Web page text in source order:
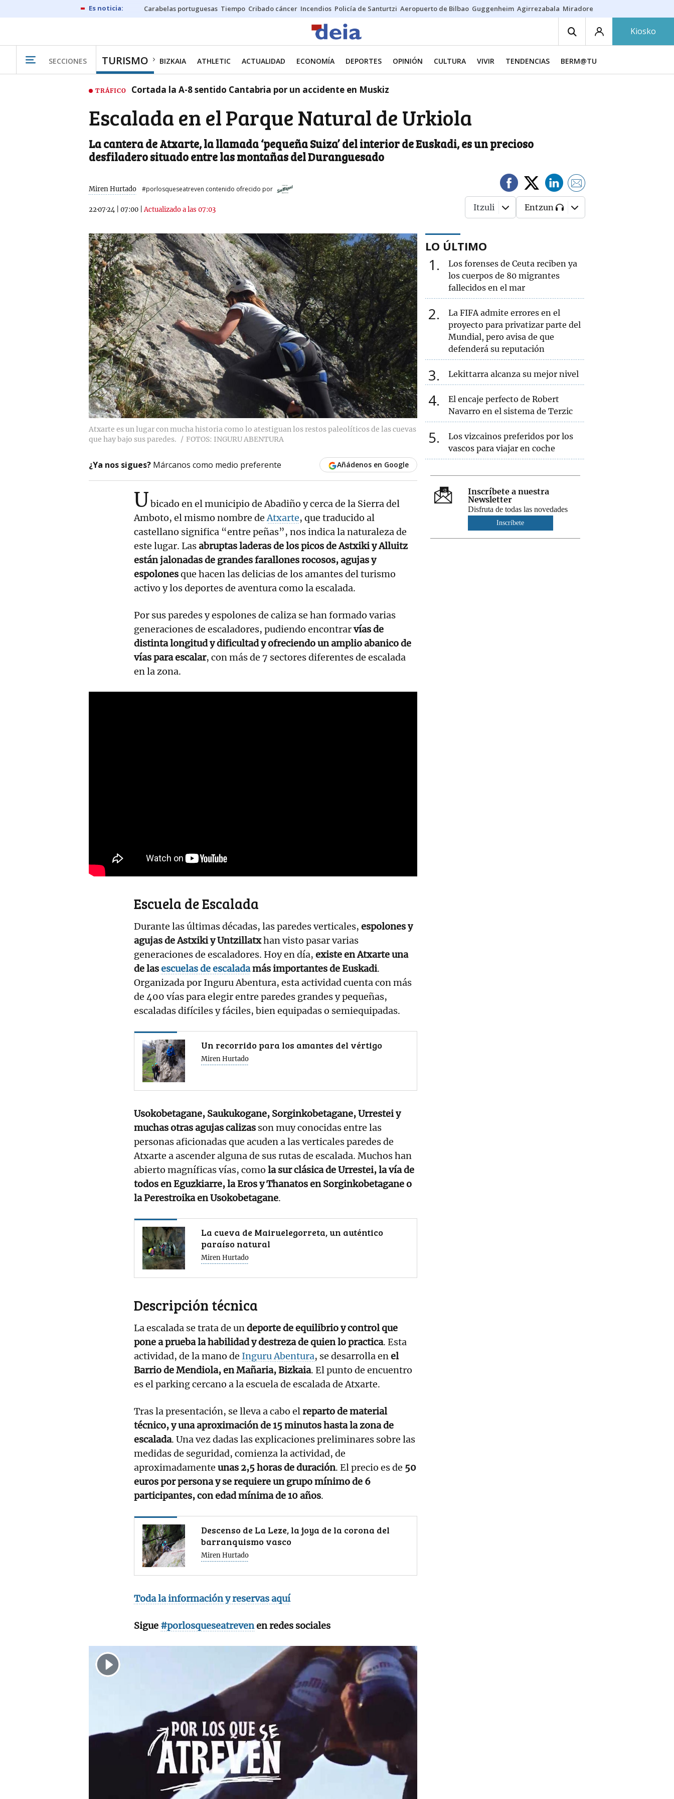
Carabelas portuguesas Tiempo Cribado cáncer Incendios Policía de Santurtzi Aeropuerto de Bilbao Guggenheim Agirrezabala Miradores en Bilbao
Kiosko
SECCIONES TURISMO BIZKAIA ATHLETIC ACTUALIDAD ECONOMÍA DEPORTES OPINIÓN CULTURA VIVIR TENDENCIAS BERM@TU
TRÁFICO Cortada la A-8 sentido Cantabria por un accidente en Muskiz
Escalada en el Parque Natural de Urkiola
La cantera de Atxarte, la llamada ‘pequeña Suiza’ del interior de Euskadi, es un precioso
desfiladero situado entre las montañas del Duranguesado
Miren Hurtado #porlosqueseatreven contenido ofrecido por
22·07·24 07:00 |Actualizado a las 07:03 Itzuli Entzun
Atxarte es un lugar con mucha historia como lo atestiguan los restos paleolíticos de las cuevas
que hay bajo sus paredes.
FOTOS: INGURU ABENTURA
¿Ya nos sigues? Márcanos como medio preferente Añádenos en Google
Ubicado en el municipio de Abadiño y cerca de la Sierra del
Amboto, el mismo nombre deAtxarte, que traducido al
castellano significa “entre peñas”, nos indica la naturaleza de
este lugar. Lasabruptas laderas de los picos de Astxiki y Alluitz
están jalonadas de grandes farallones rocosos, agujas y
espolonesque hacen las delicias de los amantes del turismo
activo y los deportes de aventura como la escalada.
Por sus paredes y espolones de caliza se han formado varias
generaciones de escaladores, pudiendo encontrarvías de
distinta longitud y dificultad y ofreciendo un amplio abanico de
vías para escalar, con más de 7 sectores diferentes de escalada
en la zona.
Escuela de Escalada
Durante las últimas décadas, las paredes verticales, espolones y
agujas de Astxiki y Untzillatxhan visto pasar varias
generaciones de escaladores. Hoy en día, existe en Atxarte una
de lasescuelas de escaladamás importantes de Euskadi.
Organizada por Inguru Abentura, esta actividad cuenta con más
de 400 vías para elegir entre paredes grandes y pequeñas,
escaladas difíciles y fáciles, bien equipadas o semiequipadas.
Un recorrido para los amantes del vértigo
Miren Hurtado
Usokobetagane, Saukukogane, Sorginkobetagane, Urrestei y
muchas otras agujas calizas son muy conocidas entre las
personas aficionadas que acuden a las verticales paredes de
Atxarte a ascender alguna de sus rutas de escalada. Muchos han
abierto magníficas vías, como la sur clásica de Urrestei, la vía de
todos en Eguzkiarre, la Eros y Thanatos en Sorginkobetagane o
la Perestroika en Usokobetagane.
La cueva de Mairuelegorreta, un auténtico
paraíso natural
Miren Hurtado
Descripción técnica
La escalada se trata de undeporte de equilibrio y control que
pone a prueba la habilidad y destreza de quien lo practica. Esta
actividad, de la mano de Inguru Abentura, se desarrolla enel
Barrio de Mendiola, en Mañaria, Bizkaia. El punto de encuentro
es el parking cercano a la escuela de escalada de Atxarte.
Tras la presentación, se lleva a cabo elreparto de material
técnico, y una aproximación de 15 minutos hasta la zona de
escalada. Una vez dadas las explicaciones preliminares sobre las
medidas de seguridad, comienza la actividad, de
aproximadamente unas 2,5 horas de duración. El precio es de 50
euros por persona y se requiere un grupo mínimo de 6
participantes, con edad mínima de 10 años.
Descenso de La Leze, la joya de la corona del
barranquismo vasco
Miren Hurtado
Toda la información y reservas aquí
Sigue #porlosqueseatrevenen redes sociales
LO ÚLTIMO
1
Los forenses de Ceuta reciben ya
los cuerpos de 80 migrantes
fallecidos en el mar
2
La FIFA admite errores en el
proyecto para privatizar parte del
Mundial, pero avisa de que
defenderá su reputación
3 Lekittarra alcanza su mejor nivel
4
El encaje perfecto de Robert
Navarro en el sistema de Terzic
5
Los vizcainos preferidos por los
vascos para viajar en coche
Inscríbete a nuestra
Newsletter
Disfruta de todas las novedades
Inscríbete